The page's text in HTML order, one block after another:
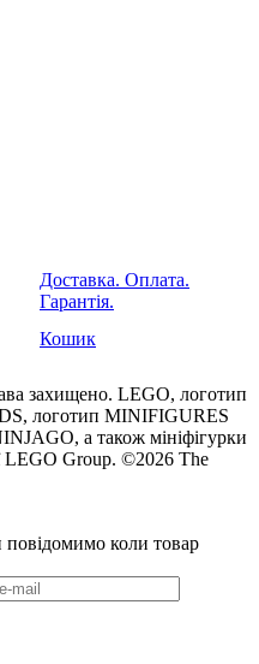
Доставка. Оплата.
Гарантія.
Кошик
захищено. LEGO, логотип
логотип MINIFIGURES
а також мініфігурки
LEGO Group. ©2026 The
повідомимо коли товар